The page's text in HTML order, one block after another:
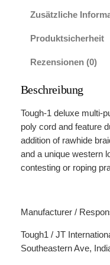
i
e
d
P
o
l
o
d
R
Zusätzliche
Produktsicherheit
Rezensionen (0)
Beschreibung
Tough-1 deluxe multi-
poly cord and feature
addition of rawhide
and a unique western
contesting or roping
Manufacturer /
Tough1 / JT
Southeastern Ave,